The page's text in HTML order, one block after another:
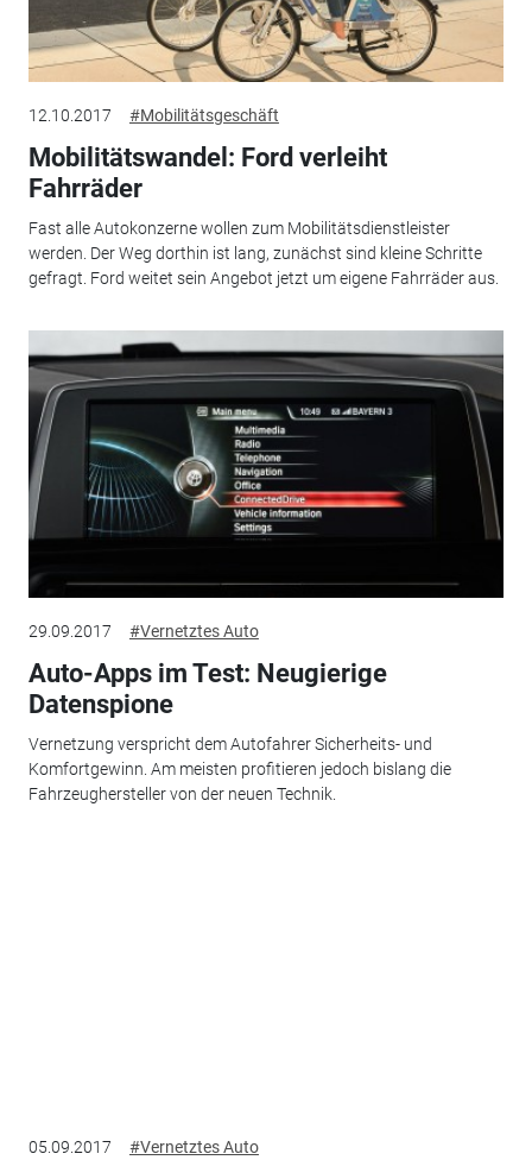
12.10.2017 #Mobilitätsgeschäft
Mobilitätswandel: Ford verleiht
Fahrräder
Fast alle Autokonzerne wollen zum Mobilitätsdienstleister
werden. Der Weg dorthin ist lang, zunächst sind kleine Schritte
gefragt. Ford weitet sein Angebot jetzt um eigene Fahrräder aus.
29.09.2017 #Vernetztes Auto
Auto-Apps im Test: Neugierige
Datenspione
Vernetzung verspricht dem Autofahrer Sicherheits- und
Komfortgewinn. Am meisten profitieren jedoch bislang die
Fahrzeughersteller von der neuen Technik.
05.09.2017 #Vernetztes Auto